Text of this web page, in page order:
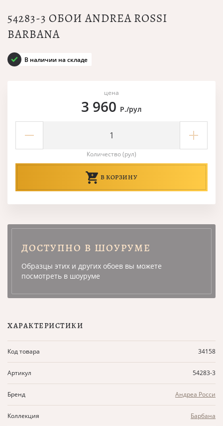
54283-3 ОБОИ ANDREA ROSSI
BARBANA
В наличии на складе
цена
3 960 Р./рул
Количество (рул)
В КОРЗИНУ
ДОСТУПНО В ШОУРУМЕ
Образцы этих и других обоев вы можете
посмотреть в шоуруме
ХАРАКТЕРИСТИКИ
Код товара 34158
Артикул 54283-3
Бренд Андреа Росси
Коллекция Барбана